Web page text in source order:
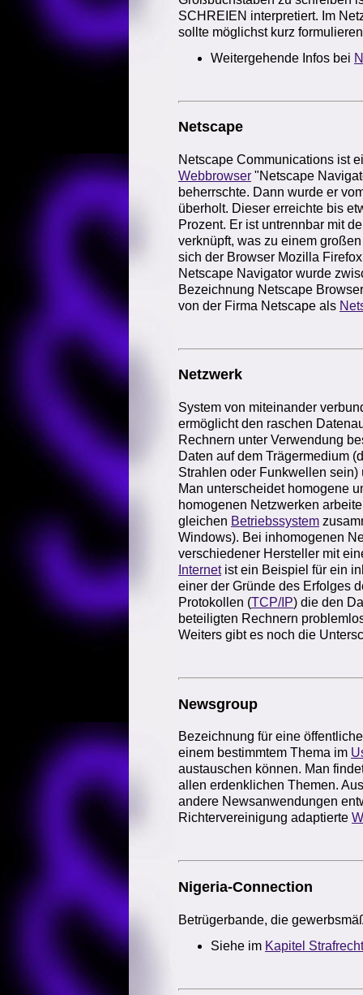
SCHREIEN interpretiert. Im
sollte möglichst kurz
Weitergehende Infos bei
Netscape
Netscape Communications ist
Webbrowser "Netscape
beherrschte. Dann wurde er
überholt. Dieser erreichte bis
Prozent. Er ist untrennbar mit
verknüpft, was zu einem
sich der Browser Mozilla
Netscape Navigator wurde
Bezeichnung Netscape
von der Firma Netscape als
Netzwerk
System von miteinander
ermöglicht den raschen
Rechnern unter Verwendung
Daten auf dem Trägermedium
Strahlen oder Funkwellen sein)
Man unterscheidet homogene
homogenen Netzwerken
gleichen Betriebssystem
Windows). Bei inhomogenen
verschiedener Hersteller mit
Internetist ein Beispiel für ein
einer der Gründe des Erfolges
Protokollen (TCP/IP) die den
beteiligten Rechnern
Weiters gibt es noch die
Newsgroup
Bezeichnung für eine
einem bestimmtem Thema im
austauschen können. Man
allen erdenklichen Themen.
andere Newsanwendungen
Richtervereinigung adaptierte
Nigeria-Connection
Betrügerbande, die
Siehe im Kapitel Strafrecht